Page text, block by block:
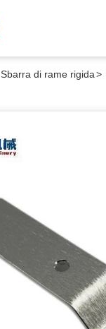
Sbarra di rame rigida>